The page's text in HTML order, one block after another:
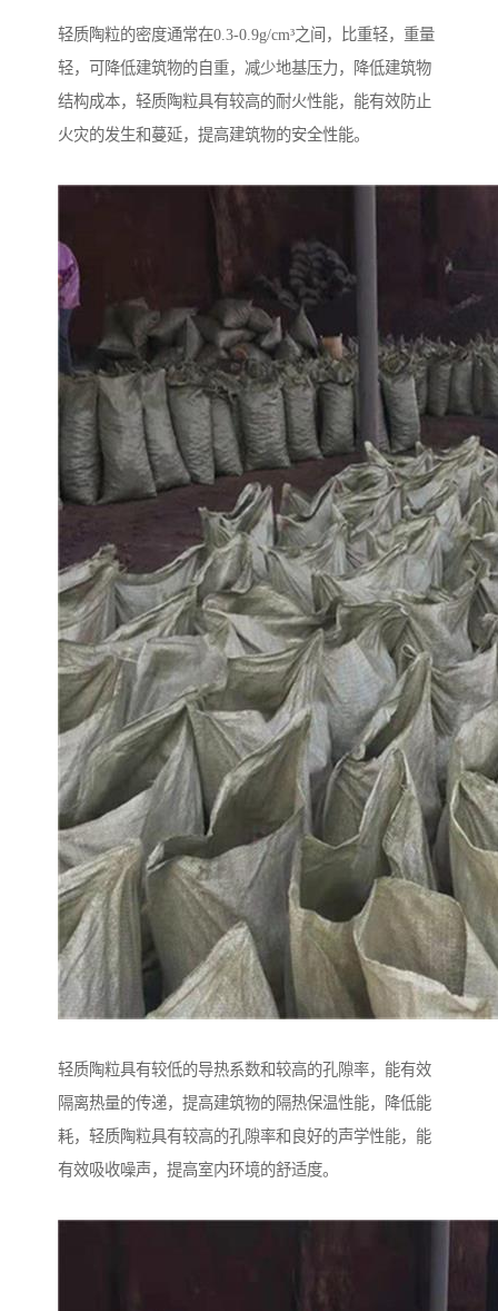
轻质陶粒的密度通常在0.3-0.9g/cm³之间，比重轻，重量
轻，可降低建筑物的自重，减少地基压力，降低建筑物
结构成本，轻质陶粒具有较高的耐火性能，能有效防止
火灾的发生和蔓延，提高建筑物的安全性能。
轻质陶粒具有较低的导热系数和较高的孔隙率，能有效
隔离热量的传递，提高建筑物的隔热保温性能，降低能
耗，轻质陶粒具有较高的孔隙率和良好的声学性能，能
有效吸收噪声，提高室内环境的舒适度。